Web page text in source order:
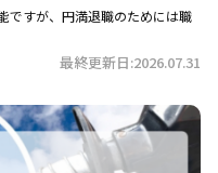
ですが、円満退職のためには職
最終更新日:2026.07.31